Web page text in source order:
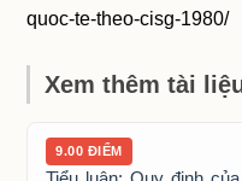
quoc-te-theo-cisg-1980/
Xem thêm tài
9.00 ĐIỂM